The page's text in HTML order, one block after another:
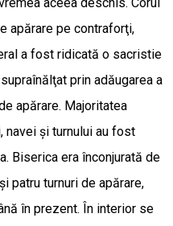
apărare pe contraforţi,
a fost ridicată o sacristie
prin adăugarea a
apărare. Majoritatea
şi turnului au fost
Biserica era înconjurată de
patru turnuri de apărare,
în prezent. În interior se